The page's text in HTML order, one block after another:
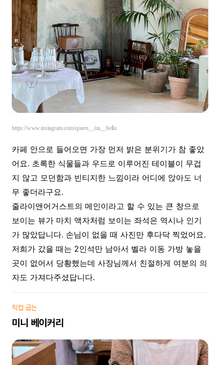
https://www.instagram.com/queen__iza__bella
카페 안으로 들어오면 가장 먼저 밝은 분위기가 참 좋았
어요. 초록한 식물들과 우드로 이루어진 테이블이 무겁
지 않고 모던함과 빈티지한 느낌이라 어디에 앉아도 너
무 좋더라구요.
줄라이앤어거스트의 메인이라고 할 수 있는 큰 창으로
보이는 뷰가 마치 액자처럼 보이는 좌석은 역시나 인기
가 많았답니다. 손님이 없을 때 사진만 후다닥 찍었어요.
저희가 갔을 때는 2인석만 남아서 벨라 이동 가방 놓을
곳이 없어서 당황했는데 사장님께서 친절하게 여분의 의
자도 가져다주셨답니다.
직접 굽는
미니 베이커리